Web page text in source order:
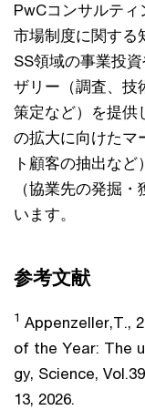
PwCコンサルテ
市場制度に関する
SS領域の事業投
ザリー（調査、技
策定など）を提供
の拡大に向けたマ
ト顧客の抽出な
（協業先の発掘
います。
参考文献
1 Appenzeller,T.,
of the Year: The
gy, Science,
13, 2026.